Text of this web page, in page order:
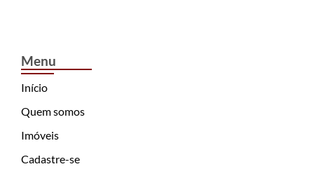
Menu
Início
Quem somos
Imóveis
Cadastre-se